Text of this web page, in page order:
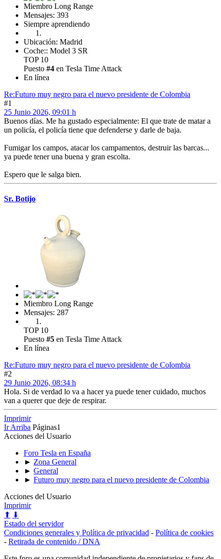
Miembro Long Range
Mensajes: 393
Siempre aprendiendo
Ubicación: Madrid
Coche:: Model 3 SR
TOP 10
Puesto #4 en Tesla Time Attack
En línea
Re:Futuro muy negro para el nuevo presidente de Colombia
#1
25 Junio 2026, 09:01 h
Buenos días. Me ha gustado especialmente: El que trate de matar a
un policía, el policía tiene que defenderse y darle de baja.
Fumigar los campos, atacar los campamentos, destruir las barcas...
ya puede tener una buena y gran escolta.
Espero que le salga bien.
Sr. Botijo
Miembro Long Range
Mensajes: 287
TOP 10
Puesto #5 en Tesla Time Attack
En línea
Re:Futuro muy negro para el nuevo presidente de Colombia
#2
29 Junio 2026, 08:34 h
Hola. Si de verdad lo va a hacer ya puede tener cuidado, muchos
van a querer que deje de respirar.
Imprimir
Ir Arriba Páginas1
Acciones del Usuario
Foro Tesla en España
► Zona General
► General
► Futuro muy negro para el nuevo presidente de Colombia
Acciones del Usuario
Imprimir
⬆ ⬇
Estado del servidor
Condiciones generales y Política de privacidad - Política de cookies
- Retirada de contenido / DNA